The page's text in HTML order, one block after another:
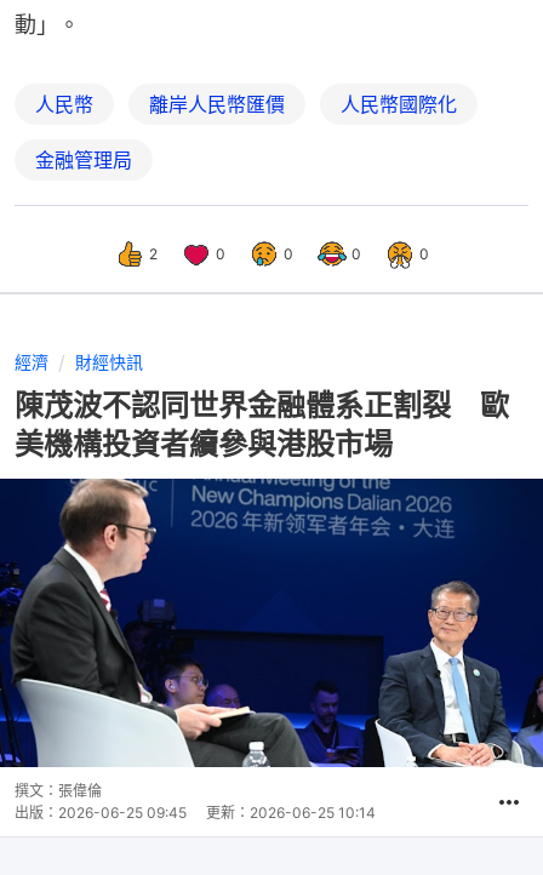
動」。
人民幣 離岸人民幣匯價 人民幣國際化
金融管理局
2 0 0 0 0
經濟 財經快訊
陳茂波不認同世界金融體系正割裂 歐
美機構投資者續參與港股市場
撰文： 張偉倫
出版： 2026-06-25 09:45 更新： 2026-06-25 10:14